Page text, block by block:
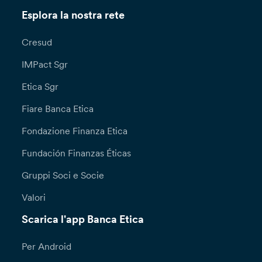
Esplora la nostra rete
Cresud
IMPact Sgr
Etica Sgr
Fiare Banca Etica
Fondazione Finanza Etica
Fundación Finanzas Éticas
Gruppi Soci e Socie
Valori
Scarica l'app Banca Etica
Per Android